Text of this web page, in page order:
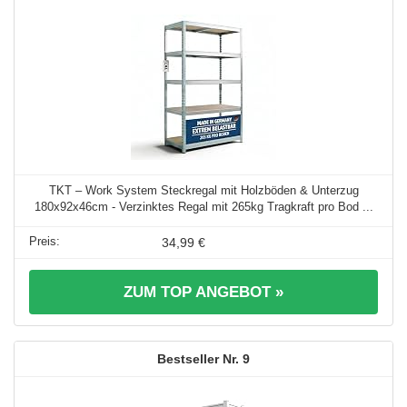
TKT – Work System Steckregal mit Holzböden & Unterzug
180x92x46cm - Verzinktes Regal mit 265kg Tragkraft pro Bod ...
34,99 €
ZUM TOP ANGEBOT »
9